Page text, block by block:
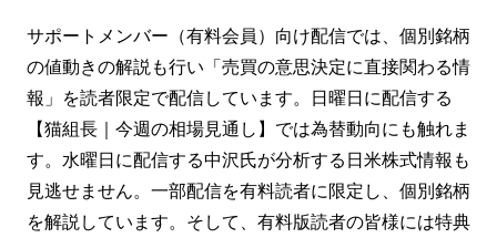
サポートメンバー（有料会員）向け配信では、個別銘柄
の値動きの解説も行い「売買の意思決定に直接関わる情
報」を読者限定で配信しています。日曜日に配信する
【猫組長｜今週の相場見通し】では為替動向にも触れま
す。水曜日に配信する中沢氏が分析する日米株式情報も
見逃せません。一部配信を有料読者に限定し、個別銘柄
を解説しています。そして、有料版読者の皆様には特典